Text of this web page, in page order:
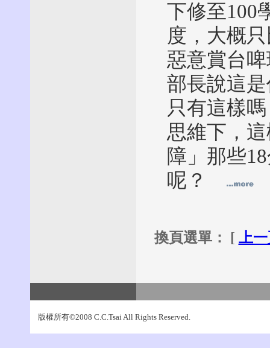
下修至100
度，大概
惡意賞台
部長說這
只有這樣
思維下，
障」那些
呢？
換頁選單： [ 上
版權所有©2008 C.C.Tsai All Rights Reserved.